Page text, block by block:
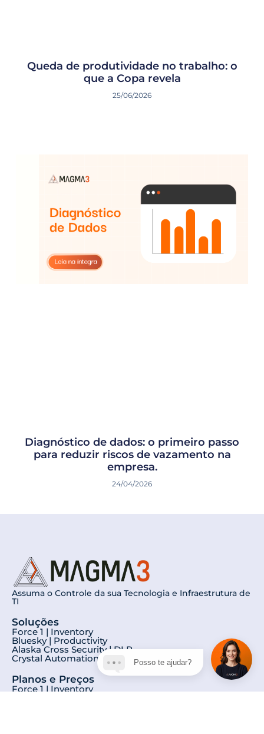
Queda de produtividade no trabalho: o
que a Copa revela
25/06/2026
Diagnóstico de dados: o primeiro passo
para reduzir riscos de vazamento na
empresa.
24/04/2026
Assuma o Controle da sua Tecnologia e Infraestrutura de
TI
Soluções
Force 1 | Inventory
Bluesky | Productivity
Alaska Cross Security | DLP
Crystal Automation | RPA
Planos e Preços
Force 1 | Inventory
Posso te ajudar?